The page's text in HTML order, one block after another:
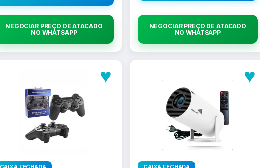
NEGOCIAR PREÇO DE ATACADO
NO WHATSAPP
NEGOCIAR PREÇO DE ATACADO
NO WHATSAPP
♥ ♥